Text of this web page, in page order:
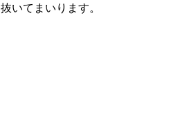
いてまいります。